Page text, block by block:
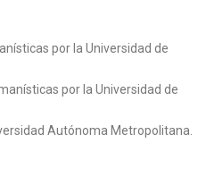
por la Universidad de
por la Universidad de
Autónoma Metropolitana.